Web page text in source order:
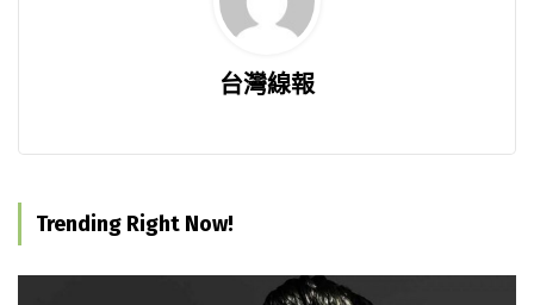
台灣線報
Trending Right Now!